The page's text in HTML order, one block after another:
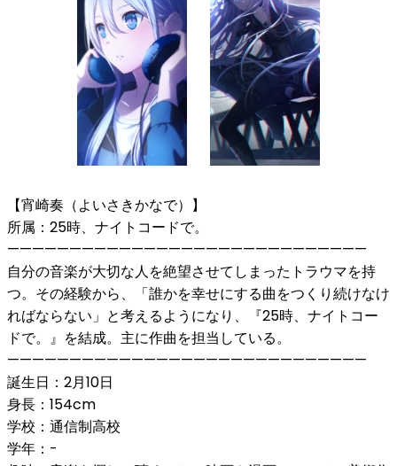
【宵崎奏（よいさきかなで）】
所属：25時、ナイトコードで。
—————————————————————————————
自分の音楽が大切な人を絶望させてしまったトラウマを持
つ。その経験から、「誰かを幸せにする曲をつくり続けなけ
ればならない」と考えるようになり、『25時、ナイトコー
ドで。』を結成。主に作曲を担当している。
—————————————————————————————
誕生日：2月10日
身長：154cm
学校：通信制高校
学年：-